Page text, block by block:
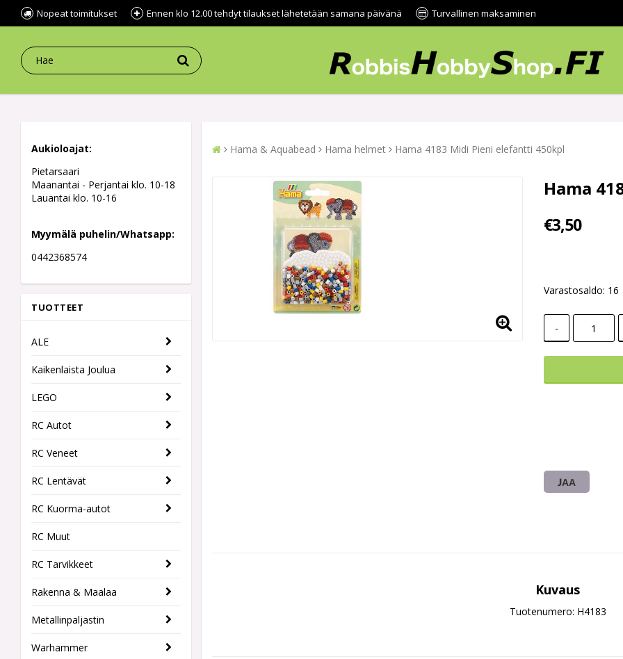
Nopeat toimitukset Ennen klo 12.00 tehdyt tilaukset lähetetään samana päivänä Turvallinen maksaminen
Aukioloajat:
Pietarsaari
Maanantai - Perjantai klo. 10-18
Lauantai klo. 10-16
Myymälä puhelin/Whatsapp:
0442368574
TUOTTEET
ALE
Kaikenlaista Joulua
LEGO
RC Autot
RC Veneet
RC Lentävät
RC Kuorma-autot
RC Muut
RC Tarvikkeet
Rakenna & Maalaa
Metallinpaljastin
Warhammer
Hama & Aquabead Hama helmet Hama 4183 Midi Pieni elefantti 450kpl
Hama
€3,50
Varastosaldo: 16
-
JAA
Kuvaus
Tuotenumero: H4183